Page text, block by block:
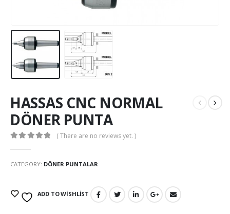
HASSAS CNC NORMAL
DÖNER PUNTA
( There are no reviews yet. )
CATEGORY: DÖNER PUNTALAR
ADD TO WISHLIST